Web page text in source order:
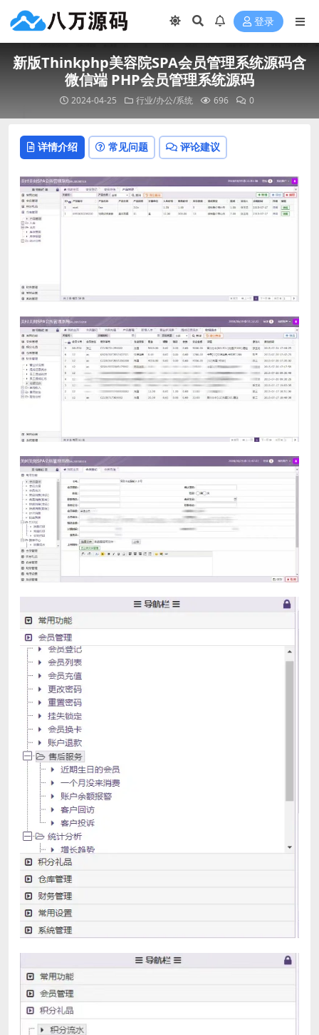
登录
新版Thinkphp美容院SPA会员管理系统源码含
微信端 PHP会员管理系统源码
2024-04-25 行业/办公/系统 696 0
详情介绍 常见问题 评论建议